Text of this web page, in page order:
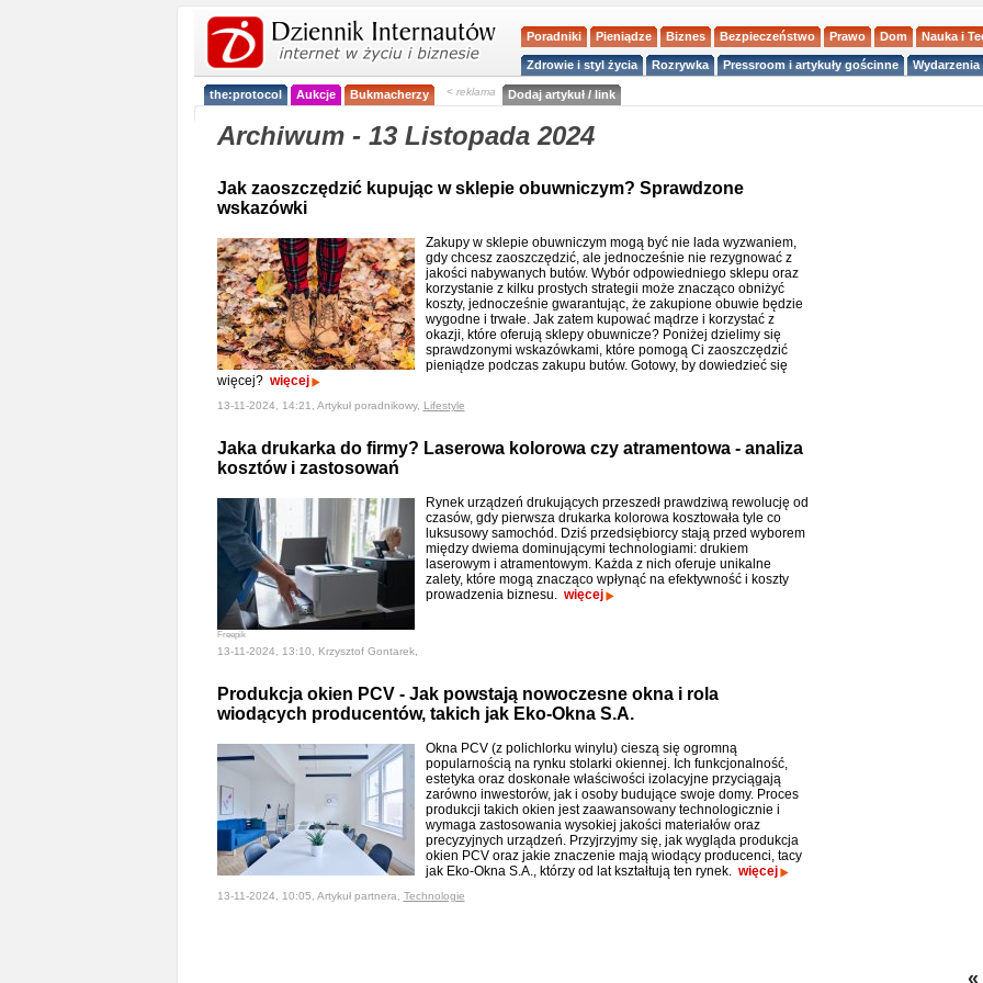
Poradniki Pieniądze Biznes Bezpieczeństwo Prawo Dom Nauka i
Zdrowie i styl życia Rozrywka Pressroom i artykuły gościnne
the:protocol Aukcje Bukmacherzy < reklama Dodaj artykuł / link
Archiwum - 13 Listopada 2024
Jak zaoszczędzić kupując w sklepie obuwniczym? Sprawdzone
wskazówki
Zakupy w sklepie obuwniczym mogą być nie lada wyzwaniem,
gdy chcesz zaoszczędzić, ale jednocześnie nie rezygnować z
jakości nabywanych butów. Wybór odpowiedniego sklepu oraz
korzystanie z kilku prostych strategii może znacząco obniżyć
koszty, jednocześnie gwarantując, że zakupione obuwie będzie
wygodne i trwałe. Jak zatem kupować mądrze i korzystać z
okazji, które oferują sklepy obuwnicze? Poniżej dzielimy się
sprawdzonymi wskazówkami, które pomogą Ci zaoszczędzić
pieniądze podczas zakupu butów. Gotowy, by dowiedzieć się
więcej? więcej
13-11-2024, 14:21, Artykuł poradnikowy, Lifestyle
Jaka drukarka do firmy? Laserowa kolorowa czy atramentowa - analiza
kosztów i zastosowań
Freepik
Rynek urządzeń drukujących przeszedł prawdziwą rewolucję od
czasów, gdy pierwsza drukarka kolorowa kosztowała tyle co
luksusowy samochód. Dziś przedsiębiorcy stają przed wyborem
między dwiema dominującymi technologiami: drukiem
laserowym i atramentowym. Każda z nich oferuje unikalne
zalety, które mogą znacząco wpłynąć na efektywność i koszty
prowadzenia biznesu. więcej
13-11-2024, 13:10, Krzysztof Gontarek,
Produkcja okien PCV - Jak powstają nowoczesne okna i rola
wiodących producentów, takich jak Eko-Okna S.A.
Okna PCV (z polichlorku winylu) cieszą się ogromną
popularnością na rynku stolarki okiennej. Ich funkcjonalność,
estetyka oraz doskonałe właściwości izolacyjne przyciągają
zarówno inwestorów, jak i osoby budujące swoje domy. Proces
produkcji takich okien jest zaawansowany technologicznie i
wymaga zastosowania wysokiej jakości materiałów oraz
precyzyjnych urządzeń. Przyjrzyjmy się, jak wygląda produkcja
okien PCV oraz jakie znaczenie mają wiodący producenci, tacy
jak Eko-Okna S.A., którzy od lat kształtują ten rynek. więcej
13-11-2024, 10:05, Artykuł partnera, Technologie
«